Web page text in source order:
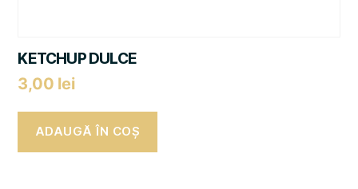
KETCHUP DULCE
3,00 lei
ADAUGĂ ÎN COȘ